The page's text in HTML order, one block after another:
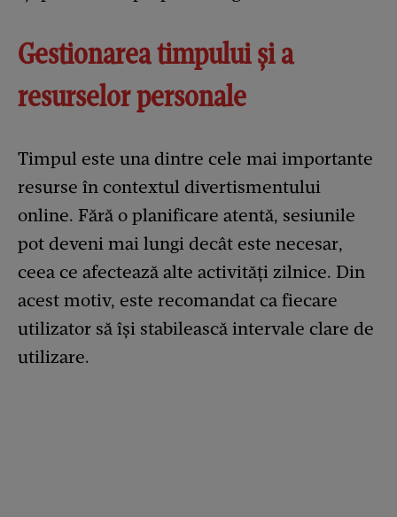
Gestionarea timpului și a
resurselor personale
Timpul este una dintre cele mai importante
resurse în contextul divertismentului
online. Fără o planificare atentă, sesiunile
pot deveni mai lungi decât este necesar,
ceea ce afectează alte activități zilnice. Din
acest motiv, este recomandat ca fiecare
utilizator să își stabilească intervale clare de
utilizare.